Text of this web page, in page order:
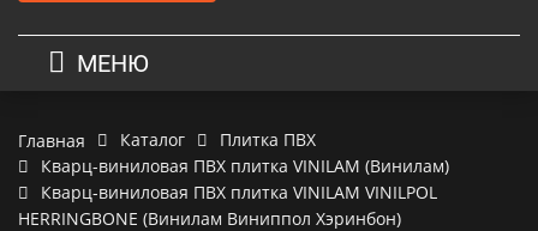
МЕНЮ
Главная Каталог
Плитка ПВХ
Кварц-виниловая ПВХ плитка VINILAM (Винилам)
Кварц-виниловая ПВХ плитка VINILAM VINILPOL
HERRINGBONE (Винилам Виниппол Хэринбон)